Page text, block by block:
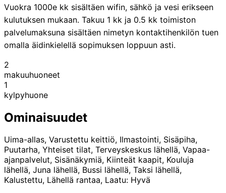
Vuokra 1000e kk sisältäen wifin, sähkö ja vesi erikseen
kulutuksen mukaan. Takuu 1 kk ja 0.5 kk toimiston
palvelumaksuna sisältäen nimetyn kontaktihenkilön tuen
omalla äidinkielellä sopimuksen loppuun asti.
2
makuuhuoneet
1
kylpyhuone
Ominaisuudet
Uima-allas, Varustettu keittiö, Ilmastointi, Sisäpiha,
Puutarha, Yhteiset tilat, Terveyskeskus lähellä, Vapaa-
ajanpalvelut, Sisänäkymiä, Kiinteät kaapit, Kouluja
lähellä, Juna lähellä, Bussi lähellä, Taksi lähellä,
Kalustettu, Lähellä rantaa, Laatu: Hyvä